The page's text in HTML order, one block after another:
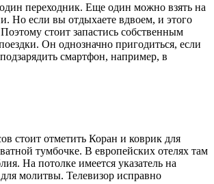
переходник. Еще один можно взять на
Но если вы отдыхаете вдвоем, и этого
стоит запастись собственным
Он однозначно пригодиться, если
смартфон, например, в
стоит отметить Коран и коврик для
тумбочке. В европейских отелях там
На потолке имеется указатель на
молитвы. Телевизор исправно